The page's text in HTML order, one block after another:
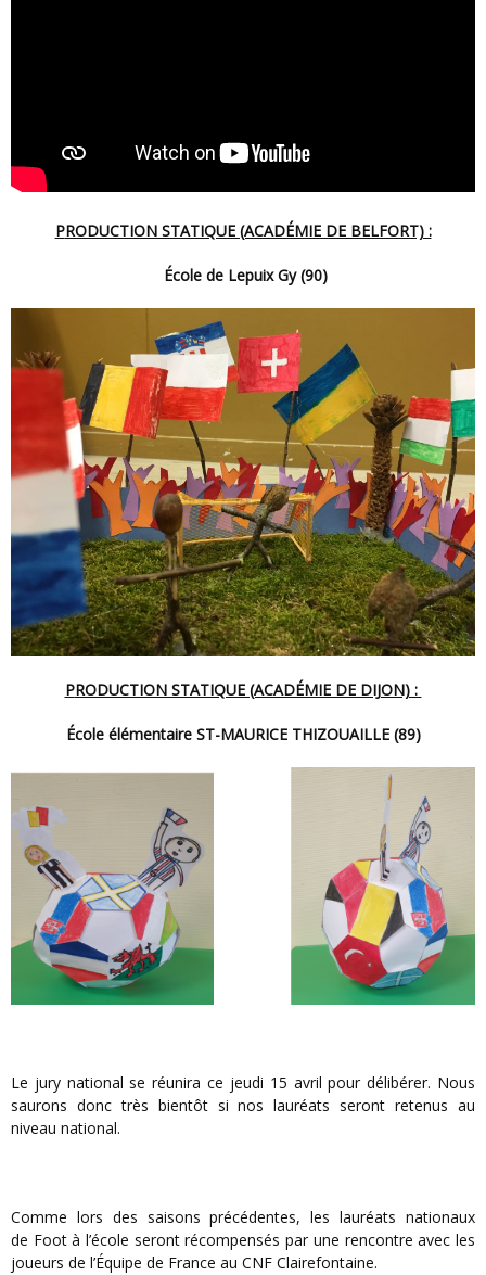
PRODUCTION STATIQUE (ACADÉMIE DE BELFORT) :
École de Lepuix Gy (90)
PRODUCTION STATIQUE (ACADÉMIE DE DIJON) :
École élémentaire ST-MAURICE THIZOUAILLE (89)
Le jury national se réunira ce jeudi 15 avril pour délibérer. Nous
saurons donc très bientôt si nos lauréats seront retenus au
niveau national.
Comme lors des saisons précédentes, les lauréats nationaux
de Foot à l’école seront récompensés par une rencontre avec les
joueurs de l’Équipe de France au CNF Clairefontaine.